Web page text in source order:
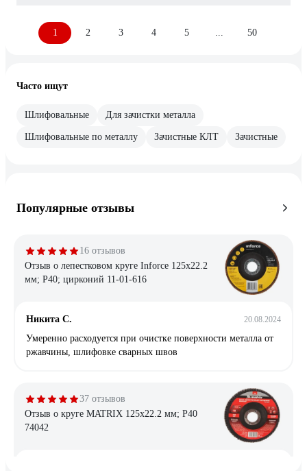
1 2 3 4 5 50
Часто ищут
Шлифовальные Для зачистки металла
Шлифовальные по металлу Зачистные КЛТ Зачистные
Популярные отзывы
16 отзывов
Отзыв о лепестковом круге Inforce 125x22.2
мм; P40; цирконий 11-01-616
Никита С. 20.08.2024
Умеренно расходуется при очистке поверхности металла от
ржавчины, шлифовке сварных швов
37 отзывов
Отзыв о круге MATRIX 125х22.2 мм; P40
74042